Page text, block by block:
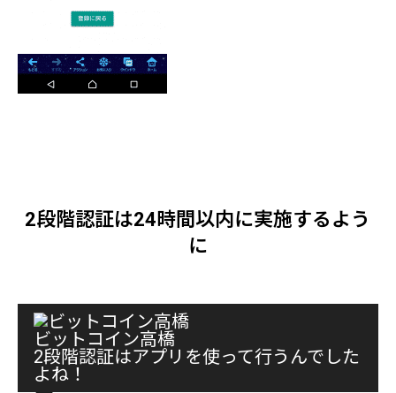
2段階認証は24時間以内に実施するよう
に
ビットコイン高橋
2段階認証はアプリを使って行うんでした
よね！